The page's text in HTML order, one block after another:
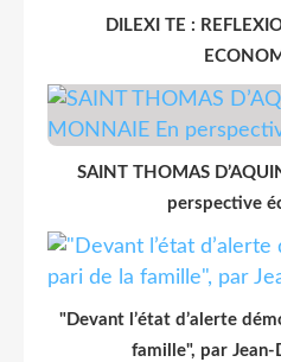
DILEXI TE :
SAINT THOMAS
perspective
"Devant l’état d’alerte
famille", par